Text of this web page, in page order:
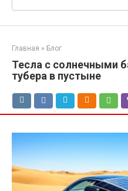
Главная » Блог
Тесла с солнечными
тубера в пустыне